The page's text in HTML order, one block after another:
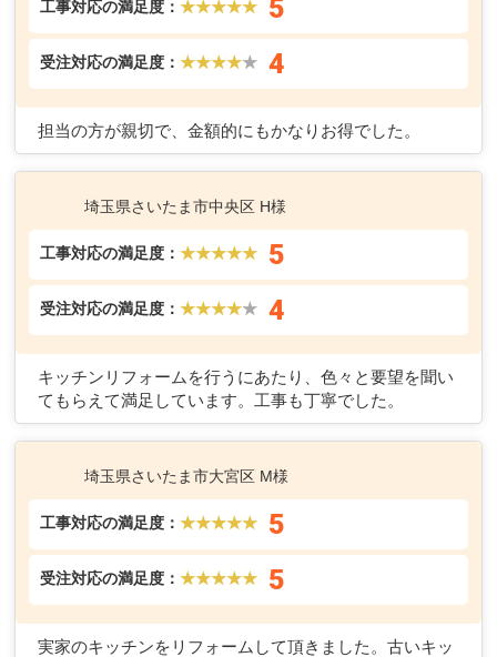
工事対応の満足度：★★★★★ 5
受注対応の満足度：★★★★★ 4
担当の方が親切で、金額的にもかなりお得でした。
埼玉県さいたま市中央区 H様
工事対応の満足度：★★★★★ 5
受注対応の満足度：★★★★★ 4
キッチンリフォームを行うにあたり、色々と要望を聞い
てもらえて満足しています。工事も丁寧でした。
埼玉県さいたま市大宮区 M様
工事対応の満足度：★★★★★ 5
受注対応の満足度：★★★★★ 5
実家のキッチンをリフォームして頂きました。古いキッ